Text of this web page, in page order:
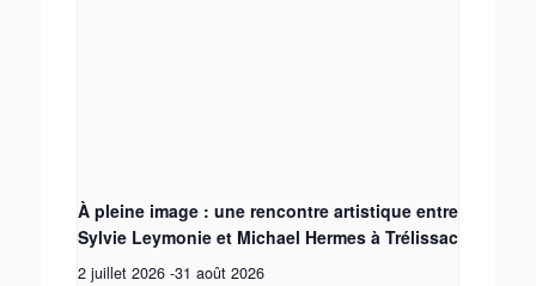
À pleine image : une rencontre artistique entre
Sylvie Leymonie et Michael Hermes à Trélissac
2 juillet 2026 -31 août 2026